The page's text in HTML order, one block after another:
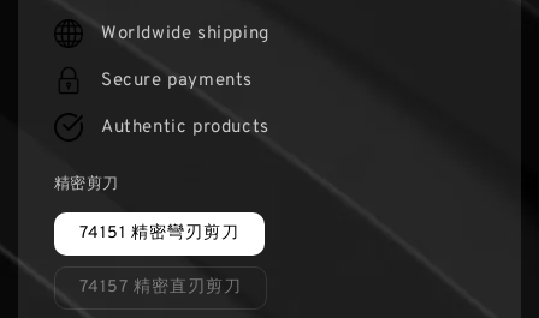
price
Worldwide shipping
Secure payments
Authentic products
精密剪刀
74151 精密彎刃剪刀
74157 精密直刃剪刀